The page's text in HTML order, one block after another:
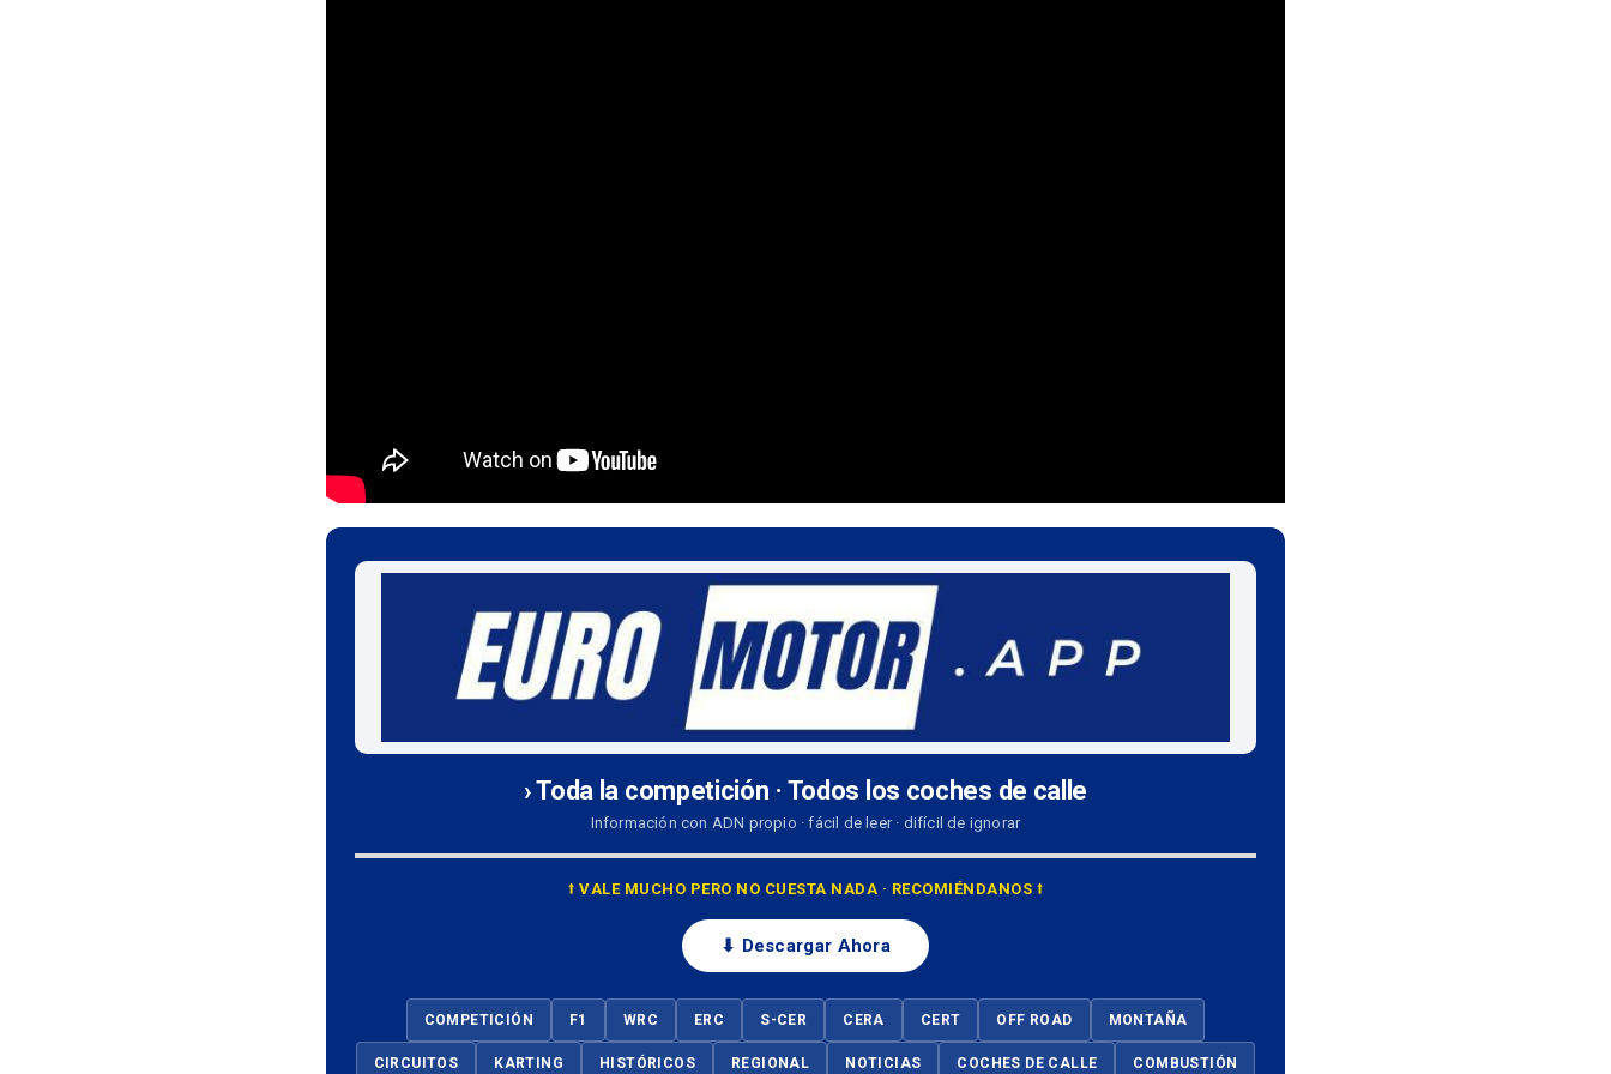
› Toda la competición · Todos los coches de calle
Información con ADN propio · fácil de leer · difícil de ignorar
⭡ VALE MUCHO PERO NO CUESTA NADA · RECOMIÉNDANOS ⭡
⬇ Descargar Ahora
COMPETICIÓN F1 WRC ERC S-CER CERA CERT OFF ROAD MONTAÑA
CIRCUITOS KARTING HISTÓRICOS REGIONAL NOTICIAS COCHES DE CALLE COMBUSTIÓN